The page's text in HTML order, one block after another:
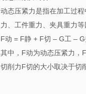
动态压紧力是指在加工过
力、工件重力、夹具重力
F动 = F静 + F切 – G工 – G
其中， F动为动态压紧力， F
切削力F切的大小取决于切